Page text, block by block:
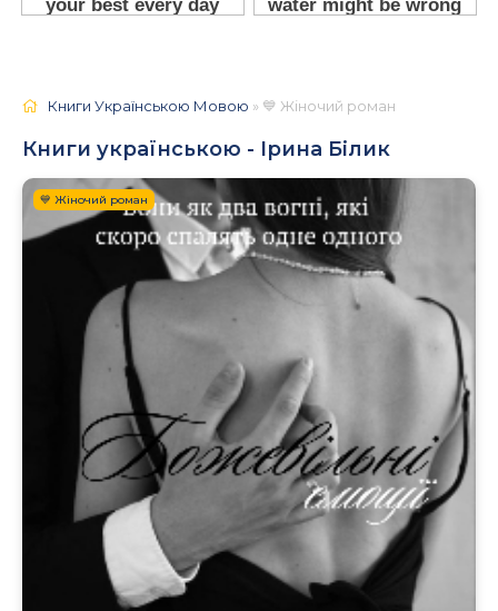
Книги Українською Мовою » 💙 Жіночий роман
Книги українською - Ірина Білик
💙 Жіночий роман